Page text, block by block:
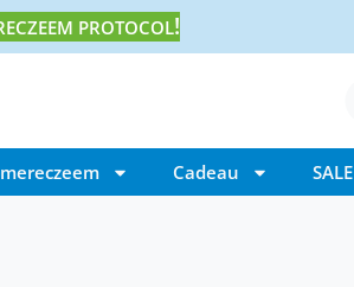
PROTOCOL!
Cadeau SALE